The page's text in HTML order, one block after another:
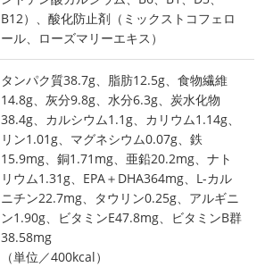
B12）、酸化防止剤（ミックストコフェロ
ール、ローズマリーエキス）
タンパク質38.7g、脂肪12.5g、食物繊維
14.8g、灰分9.8g、水分6.3g、炭水化物
38.4g、カルシウム1.1g、カリウム1.14g、
リン1.01g、マグネシウム0.07g、鉄
15.9mg、銅1.71mg、亜鉛20.2mg、ナト
リウム1.31g、EPA＋DHA364mg、L-カル
ニチン22.7mg、タウリン0.25g、アルギニ
ン1.90g、ビタミンE47.8mg、ビタミンB群
38.58mg
（単位／400kcal）